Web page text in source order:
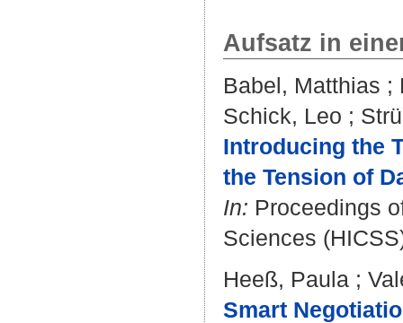
Aufsatz in
Babel, Matthias ;
Schick, Leo ;
Introducing the
the Tension of
In: Proceedings
Sciences
Heeß, Paula ;
Smart